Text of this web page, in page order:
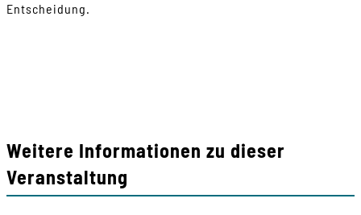
Entscheidung.
Weitere Informationen zu dieser
Veranstaltung